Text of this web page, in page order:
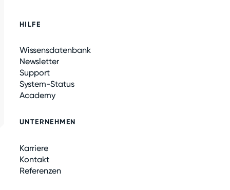
HILFE
Wissensdatenbank
Newsletter
Support
System-Status
Academy
UNTERNEHMEN
Karriere
Kontakt
Referenzen